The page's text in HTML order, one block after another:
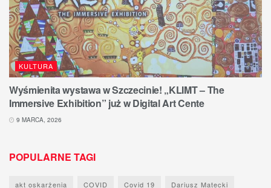
KULTURA
Wyśmienita wystawa w Szczecinie! „KLIMT – The
Immersive Exhibition” już w Digital Art Cente
9 MARCA, 2026
POPULARNE TAGI
akt oskarżenia COVID Covid 19 Dariusz Matecki